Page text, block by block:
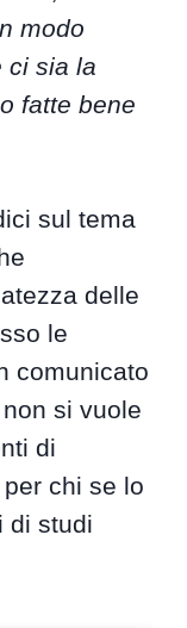
modo
ci sia la
fatte bene
sul tema
delle
le
comunicato
si vuole
di
chi se lo
di studi